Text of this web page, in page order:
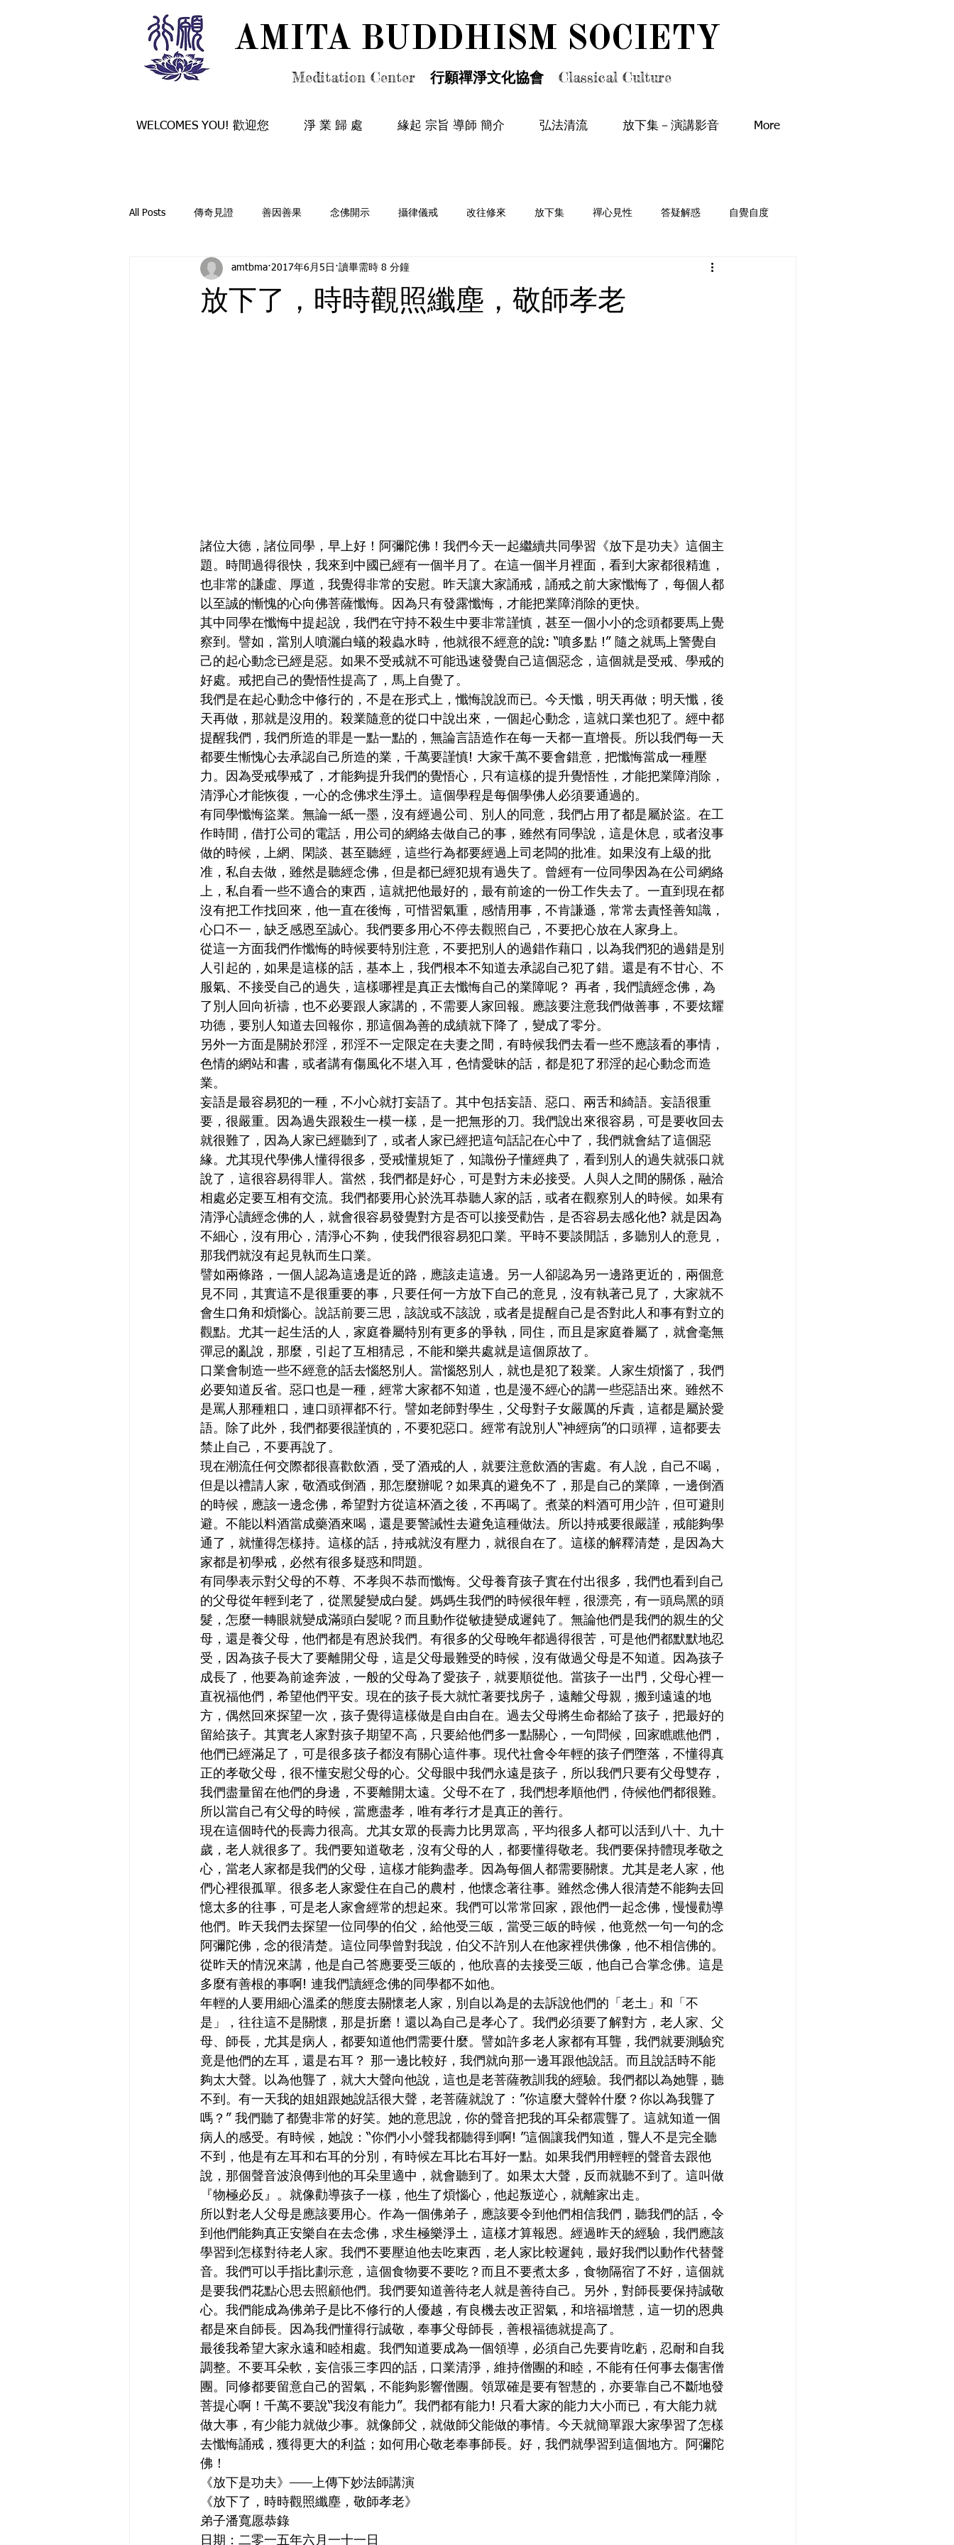
AMITA BUDDHISM SOCIETY
AMITA BUDDHISM SOCIETY
Meditation Center 行願禪淨文化協會Classical Culture
WELCOMES YOU! 歡迎您 淨 業 歸 處 緣起 宗旨 導師 簡介 弘法清流 放下集－演講影音 More
All Posts 傳奇見證 善因善果 念佛開示 攝律儀戒 改往修來 放下集 禪心見性 答疑解惑 自覺自度
行願法訊 覺有情篇
放下了，時時觀照纖塵，敬師孝老
amtbma 2017年6月5日 讀畢需時 8 分鐘
諸位大德，諸位同學，早上好！阿彌陀佛！我們今天一起繼續共同學習《放下是功夫》這個主
題。時間過得很快，我來到中國已經有一個半月了。在這一個半月裡面，看到大家都很精進，
也非常的謙虛、厚道，我覺得非常的安慰。昨天讓大家誦戒，誦戒之前大家懺悔了，每個人都
以至誠的慚愧的心向佛菩薩懺悔。因為只有發露懺悔，才能把業障消除的更快。
其中同學在懺悔中提起說，我們在守持不殺生中要非常謹慎，甚至一個小小的念頭都要馬上覺
察到。譬如，當別人噴灑白蟻的殺蟲水時，他就很不經意的說: “噴多點 !” 隨之就馬上警覺自
己的起心動念已經是惡。如果不受戒就不可能迅速發覺自己這個惡念，這個就是受戒、學戒的
好處。戒把自己的覺悟性提高了，馬上自覺了。
我們是在起心動念中修行的，不是在形式上，懺悔說說而已。今天懺，明天再做；明天懺，後
天再做，那就是沒用的。殺業隨意的從口中說出來，一個起心動念，這就口業也犯了。經中都
提醒我們，我們所造的罪是一點一點的，無論言語造作在每一天都一直增長。所以我們每一天
都要生慚愧心去承認自己所造的業，千萬要謹慎! 大家千萬不要會錯意，把懺悔當成一種壓
力。因為受戒學戒了，才能夠提升我們的覺悟心，只有這樣的提升覺悟性，才能把業障消除，
清淨心才能恢復，一心的念佛求生淨土。這個學程是每個學佛人必須要通過的。
有同學懺悔盜業。無論一紙一墨，沒有經過公司、別人的同意，我們占用了都是屬於盜。在工
作時間，借打公司的電話，用公司的網絡去做自己的事，雖然有同學說，這是休息，或者沒事
做的時候，上網、閑談、甚至聽經，這些行為都要經過上司老闆的批准。如果沒有上級的批
准，私自去做，雖然是聽經念佛，但是都已經犯規有過失了。曾經有一位同學因為在公司網絡
上，私自看一些不適合的東西，這就把他最好的，最有前途的一份工作失去了。一直到現在都
沒有把工作找回來，他一直在後悔，可惜習氣重，感情用事，不肯謙遜，常常去責怪善知識，
心口不一，缺乏感恩至誠心。我們要多用心不停去觀照自己，不要把心放在人家身上。
從這一方面我們作懺悔的時候要特別注意，不要把別人的過錯作藉口，以為我們犯的過錯是別
人引起的，如果是這樣的話，基本上，我們根本不知道去承認自己犯了錯。還是有不甘心、不
服氣、不接受自己的過失，這樣哪裡是真正去懺悔自己的業障呢？ 再者，我們讀經念佛，為
了別人回向祈禱，也不必要跟人家講的，不需要人家回報。應該要注意我們做善事，不要炫耀
功德，要別人知道去回報你，那這個為善的成績就下降了，變成了零分。
另外一方面是關於邪淫，邪淫不一定限定在夫妻之間，有時候我們去看一些不應該看的事情，
色情的網站和書，或者講有傷風化不堪入耳，色情愛昧的話，都是犯了邪淫的起心動念而造
業。
妄語是最容易犯的一種，不小心就打妄語了。其中包括妄語、惡口、兩舌和綺語。妄語很重
要，很嚴重。因為過失跟殺生一模一樣，是一把無形的刀。我們說出來很容易，可是要收回去
就很難了，因為人家已經聽到了，或者人家已經把這句話記在心中了，我們就會結了這個惡
緣。尤其現代學佛人懂得很多，受戒懂規矩了，知識份子懂經典了，看到別人的過失就張口就
說了，這很容易得罪人。當然，我們都是好心，可是對方未必接受。人與人之間的關係，融洽
相處必定要互相有交流。我們都要用心於洗耳恭聽人家的話，或者在觀察別人的時候。如果有
清淨心讀經念佛的人，就會很容易發覺對方是否可以接受勸告，是否容易去感化他? 就是因為
不細心，沒有用心，清淨心不夠，使我們很容易犯口業。平時不要談閒話，多聽別人的意見，
那我們就沒有起見執而生口業。
譬如兩條路，一個人認為這邊是近的路，應該走這邊。另一人卻認為另一邊路更近的，兩個意
見不同，其實這不是很重要的事，只要任何一方放下自己的意見，沒有執著己見了，大家就不
會生口角和煩惱心。說話前要三思，該說或不該說，或者是提醒自己是否對此人和事有對立的
觀點。尤其一起生活的人，家庭眷屬特別有更多的爭執，同住，而且是家庭眷屬了，就會毫無
彈忌的亂說，那麼，引起了互相猜忌，不能和樂共處就是這個原故了。
口業會制造一些不經意的話去惱怒別人。當惱怒別人，就也是犯了殺業。人家生煩惱了，我們
必要知道反省。惡口也是一種，經常大家都不知道，也是漫不經心的講一些惡語出來。雖然不
是罵人那種粗口，連口頭禪都不行。譬如老師對學生，父母對子女嚴厲的斥責，這都是屬於愛
語。除了此外，我們都要很謹慎的，不要犯惡口。經常有說別人“神經病”的口頭禪，這都要去
禁止自己，不要再說了。
現在潮流任何交際都很喜歡飲酒，受了酒戒的人，就要注意飲酒的害處。有人說，自己不喝，
但是以禮請人家，敬酒或倒酒，那怎麼辦呢？如果真的避免不了，那是自己的業障，一邊倒酒
的時候，應該一邊念佛，希望對方從這杯酒之後，不再喝了。煮菜的料酒可用少許，但可避則
避。不能以料酒當成藥酒來喝，還是要警誡性去避免這種做法。所以持戒要很嚴謹，戒能夠學
通了，就懂得怎樣持。這樣的話，持戒就沒有壓力，就很自在了。這樣的解釋清楚，是因為大
家都是初學戒，必然有很多疑惑和問題。
有同學表示對父母的不尊、不孝與不恭而懺悔。父母養育孩子實在付出很多，我們也看到自己
的父母從年輕到老了，從黑髮變成白髮。媽媽生我們的時候很年輕，很漂亮，有一頭烏黑的頭
髮，怎麼一轉眼就變成滿頭白髪呢？而且動作從敏捷變成遲鈍了。無論他們是我們的親生的父
母，還是養父母，他們都是有恩於我們。有很多的父母晚年都過得很苦，可是他們都默默地忍
受，因為孩子長大了要離開父母，這是父母最難受的時候，沒有做過父母是不知道。因為孩子
成長了，他要為前途奔波，一般的父母為了愛孩子，就要順從他。當孩子一出門，父母心裡一
直祝福他們，希望他們平安。現在的孩子長大就忙著要找房子，遠離父母親，搬到遠遠的地
方，偶然回來探望一次，孩子覺得這樣做是自由自在。過去父母將生命都給了孩子，把最好的
留給孩子。其實老人家對孩子期望不高，只要給他們多一點關心，一句問候，回家瞧瞧他們，
他們已經滿足了，可是很多孩子都沒有關心這件事。現代社會令年輕的孩子們墮落，不懂得真
正的孝敬父母，很不懂安慰父母的心。父母眼中我們永遠是孩子，所以我們只要有父母雙存，
我們盡量留在他們的身邊，不要離開太遠。父母不在了，我們想孝順他們，侍候他們都很難。
所以當自己有父母的時候，當應盡孝，唯有孝行才是真正的善行。
現在這個時代的長壽力很高。尤其女眾的長壽力比男眾高，平均很多人都可以活到八十、九十
歲，老人就很多了。我們要知道敬老，沒有父母的人，都要懂得敬老。我們要保持體現孝敬之
心，當老人家都是我們的父母，這樣才能夠盡孝。因為每個人都需要關懷。尤其是老人家，他
們心裡很孤單。很多老人家愛住在自己的農村，他懷念著往事。雖然念佛人很清楚不能夠去回
憶太多的往事，可是老人家會經常的想起來。我們可以常常回家，跟他們一起念佛，慢慢勸導
他們。昨天我們去探望一位同學的伯父，給他受三皈，當受三皈的時候，他竟然一句一句的念
阿彌陀佛，念的很清楚。這位同學曾對我說，伯父不許別人在他家裡供佛像，他不相信佛的。
從昨天的情況來講，他是自己答應要受三皈的，他欣喜的去接受三皈，他自己合掌念佛。這是
多麼有善根的事啊! 連我們讀經念佛的同學都不如他。
年輕的人要用細心溫柔的態度去關懷老人家，別自以為是的去訴說他們的「老土」和「不
是」，往往這不是關懷，那是折磨！還以為自己是孝心了。我們必須要了解對方，老人家、父
母、師長，尤其是病人，都要知道他們需要什麼。譬如許多老人家都有耳聾，我們就要測驗究
竟是他們的左耳，還是右耳？ 那一邊比較好，我們就向那一邊耳跟他說話。而且說話時不能
夠太大聲。以為他聾了，就大大聲向他說，這也是老菩薩教訓我的經驗。我們都以為她聾，聽
不到。有一天我的姐姐跟她說話很大聲，老菩薩就說了：”你這麼大聲幹什麼？你以為我聾了
嗎？” 我們聽了都覺非常的好笑。她的意思說，你的聲音把我的耳朵都震聾了。這就知道一個
病人的感受。有時候，她說：“你們小小聲我都聽得到啊! ”這個讓我們知道，聾人不是完全聽
不到，他是有左耳和右耳的分別，有時候左耳比右耳好一點。如果我們用輕輕的聲音去跟他
說，那個聲音波浪傳到他的耳朵里適中，就會聽到了。如果太大聲，反而就聽不到了。這叫做
『物極必反』。就像勸導孩子一樣，他生了煩惱心，他起叛逆心，就離家出走。
所以對老人父母是應該要用心。作為一個佛弟子，應該要令到他們相信我們，聽我們的話，令
到他們能夠真正安樂自在去念佛，求生極樂淨土，這樣才算報恩。經過昨天的經驗，我們應該
學習到怎樣對待老人家。我們不要壓迫他去吃東西，老人家比較遲鈍，最好我們以動作代替聲
音。我們可以手指比劃示意，這個食物要不要吃？而且不要煮太多，食物隔宿了不好，這個就
是要我們花點心思去照顧他們。我們要知道善待老人就是善待自己。另外，對師長要保持誠敬
心。我們能成為佛弟子是比不修行的人優越，有良機去改正習氣，和培福增慧，這一切的恩典
都是來自師長。因為我們懂得行誠敬，奉事父母師長，善根福德就提高了。
最後我希望大家永遠和睦相處。我們知道要成為一個領導，必須自己先要肯吃虧，忍耐和自我
調整。不要耳朵軟，妄信張三李四的話，口業清淨，維持僧團的和睦，不能有任何事去傷害僧
團。同修都要留意自己的習氣，不能夠影響僧團。領眾確是要有智慧的，亦要靠自己不斷地發
菩提心啊！千萬不要說“我沒有能力”。我們都有能力! 只看大家的能力大小而已，有大能力就
做大事，有少能力就做少事。就像師父，就做師父能做的事情。今天就簡單跟大家學習了怎樣
去懺悔誦戒，獲得更大的利益；如何用心敬老奉事師長。好，我們就學習到這個地方。阿彌陀
佛！
《放下是功夫》——上傳下妙法師講演
《放下了，時時觀照纖塵，敬師孝老》
弟子潘寬愿恭錄
日期：二零一五年六月一十一日